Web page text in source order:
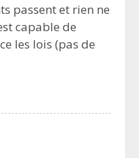
passent et rien ne
capable de
les lois (pas de